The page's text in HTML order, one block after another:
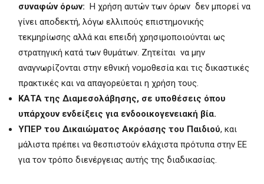
συναφών όρων: Η χρήση αυτών των όρων δεν μπορεί να
γίνει αποδεκτή, λόγω ελλιπούς επιστημονικής
τεκμηρίωσης αλλά και επειδή χρησιμοποιούνται ως
στρατηγική κατά των θυμάτων. Ζητείται να μην
αναγνωρίζονται στην εθνική νομοθεσία και τις δικαστικές
πρακτικές και να απαγορεύεται η χρήση τους.
ΚΑΤΑ της Διαμεσολάβησης, σε υποθέσεις όπου
υπάρχουν ενδείξεις για ενδοοικογενειακή βία.
ΥΠΕΡ του Δικαιώματος Ακρόασης του Παιδιού, και
μάλιστα πρέπει να θεσπιστούν ελάχιστα πρότυπα στην ΕΕ
για τον τρόπο διενέργειας αυτής της διαδικασίας.